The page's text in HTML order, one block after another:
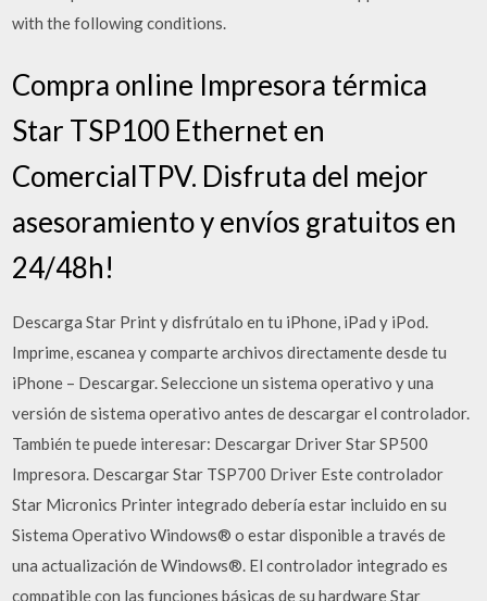
with the following conditions.
Compra online Impresora térmica
Star TSP100 Ethernet en
ComercialTPV. Disfruta del mejor
asesoramiento y envíos gratuitos en
24/48h!
Descarga Star Print y disfrútalo en tu iPhone, iPad y iPod.
Imprime, escanea y comparte archivos directamente desde tu
iPhone – Descargar. Seleccione un sistema operativo y una
versión de sistema operativo antes de descargar el controlador.
También te puede interesar: Descargar Driver Star SP500
Impresora. Descargar Star TSP700 Driver Este controlador
Star Micronics Printer integrado debería estar incluido en su
Sistema Operativo Windows® o estar disponible a través de
una actualización de Windows®. El controlador integrado es
compatible con las funciones básicas de su hardware Star